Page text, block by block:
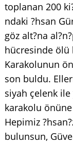
toplanan 200
ndaki ?hsan
göz alt?na
hücresinde ölü
Karakolunun
son buldu.
siyah çelenk
karakolu
Hepimiz
bulunsun,